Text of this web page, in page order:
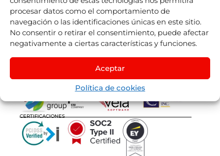
procesar datos como el comportamiento de
navegación o las identificaciones únicas en este sitio.
No consentir o retirar el consentimiento, puede afectar
negativamente a ciertas características y funciones.
Aceptar
Política de cookies
Lleego
Juniper
Vervotech
NUESTROS GRUPOS OPERACIONALES
CERTIFICACIONES